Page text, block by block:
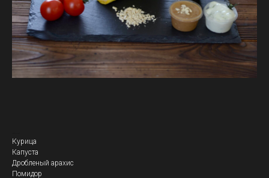
Курица
Капуста
Дробленый арахис
Помидор